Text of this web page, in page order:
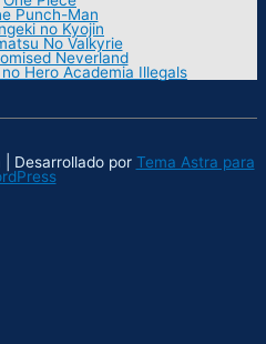
Punch-Man
no Kyojin
No Valkyrie
Neverland
Hero Academia Illegals
Desarrollado por Tema Astra para